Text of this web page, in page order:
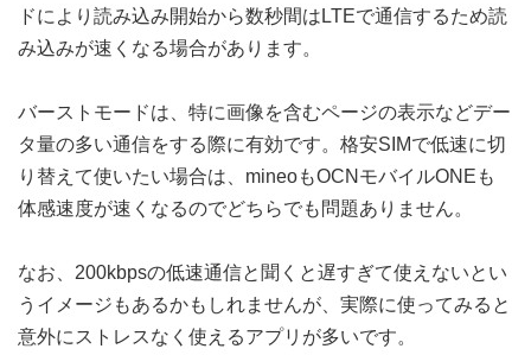
ドにより読み込み開始から数秒間はLTEで通信するため読
み込みが速くなる場合があります。
バーストモードは、特に画像を含むページの表示などデー
タ量の多い通信をする際に有効です。格安SIMで低速に切
り替えて使いたい場合は、mineoもOCNモバイルONEも
体感速度が速くなるのでどちらでも問題ありません。
なお、200kbpsの低速通信と聞くと遅すぎて使えないとい
うイメージもあるかもしれませんが、実際に使ってみると
意外にストレスなく使えるアプリが多いです。